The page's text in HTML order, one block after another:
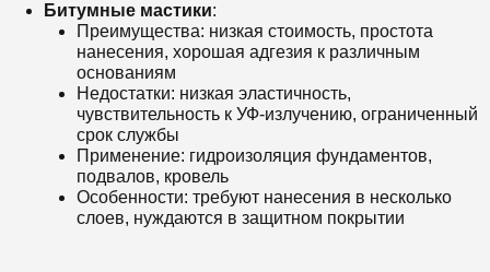
Битумные мастики:
Преимущества: низкая стоимость, простота
нанесения, хорошая адгезия к различным
основаниям
Недостатки: низкая эластичность,
чувствительность к УФ-излучению, ограниченный
срок службы
Применение: гидроизоляция фундаментов,
подвалов, кровель
Особенности: требуют нанесения в несколько
слоев, нуждаются в защитном покрытии